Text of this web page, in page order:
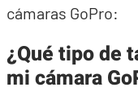
cámaras GoPro:
¿Qué tipo de
mi cámara